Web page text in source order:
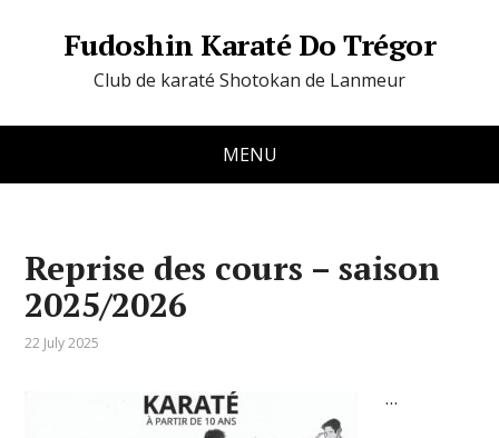
Fudoshin Karaté Do Trégor
Club de karaté Shotokan de Lanmeur
MENU
Reprise des cours – saison
2025/2026
22 July 2025
…